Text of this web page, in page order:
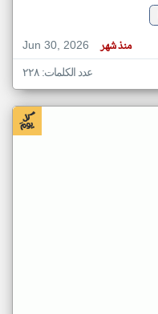
Jun 30, 2026
منذ شهر
عدد الكلمات: ٢٢٨